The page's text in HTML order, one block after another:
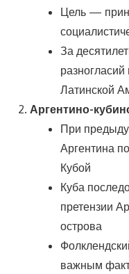
Цель —
За
Латинской
Аргентино-
При
Аргентина
Кубой
Куба
претензии
острова
важным